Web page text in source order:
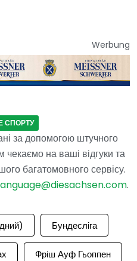
Werbung
СПОРТУ
за допомогою штучного
чекаємо на ваші відгуки та
багатомовного сервісу.
.
Бундесліга
Фріш Ауф Гьоппен